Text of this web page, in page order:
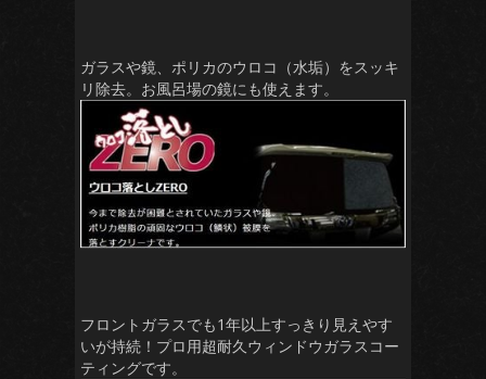
ガラスや鏡、ポリカのウロコ（水垢）をスッキ
リ除去。お風呂場の鏡にも使えます。
フロントガラスでも1年以上すっきり見えやす
いが持続！プロ用超耐久ウィンドウガラスコー
ティングです。